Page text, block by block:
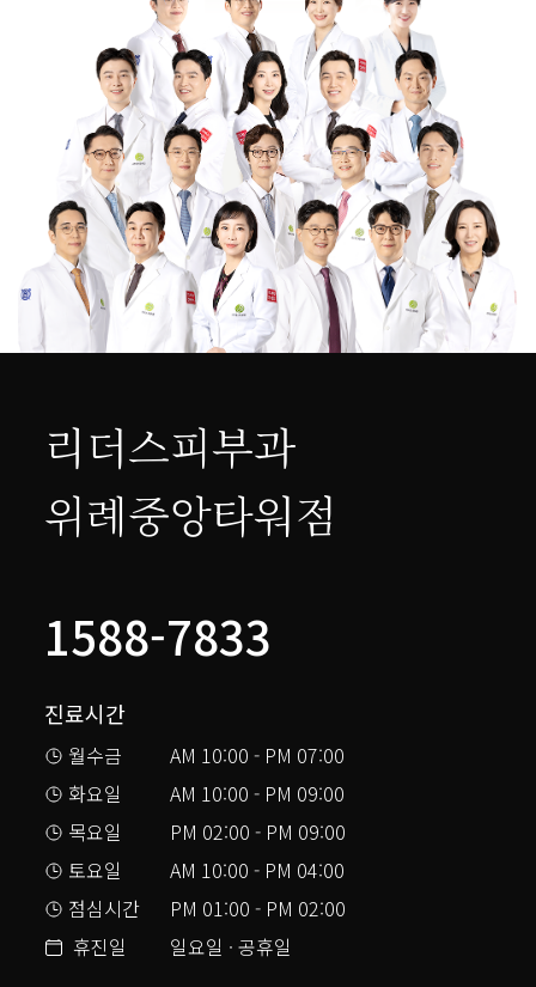
리더스피부과
위례중앙타워점
1588-7833
진료시간
월수금
AM 10:00 - PM 07:00
화요일
AM 10:00 - PM 09:00
목요일
PM 02:00 - PM 09:00
토요일
AM 10:00 - PM 04:00
점심시간
PM 01:00 - PM 02:00
휴진일
일요일 · 공휴일